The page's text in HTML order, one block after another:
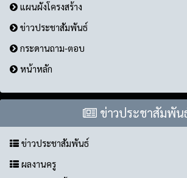
แผนผังโครงสร้าง
ข่าวประชาสัมพันธ์
กระดานถาม-ตอบ
หน้าหลัก
ข่าวประชาสัมพัน
ข่าวประชาสัมพันธ์
ผลงานครู